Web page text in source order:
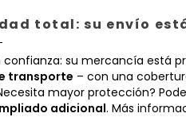
total: su envío
confianza: su mercancía está
transporte – con una
mayor protección?
adicional. Más